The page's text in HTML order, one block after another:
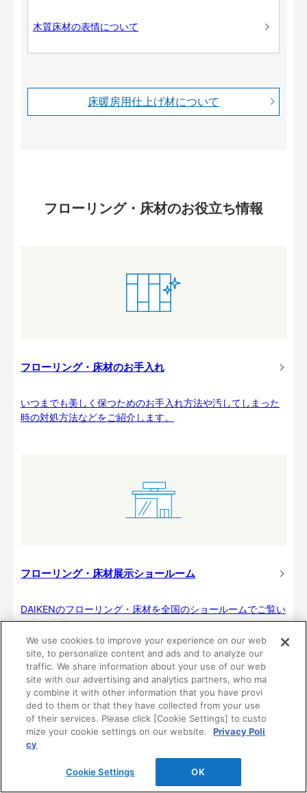
木質床材の表情について
床暖房用仕上げ材について
フローリング・床材のお役立ち情報
フローリング・床材のお手入れ
いつまでも美しく保つためのお手入れ方法や汚してしまった
時の対処方法などをご紹介します。
フローリング・床材展示ショールーム
DAIKENのフローリング・床材を全国のショールームでご覧い
ただけます。
フローリング・床材コラム（記事）
床にカビが発生！原因とカビ取りの方
法
We use cookies to improve your experience on our web
site, to personalize content and ads and to analyze our
traffic. We share information about your use of our web
site with our advertising and analytics partners, who ma
y combine it with other information that you have provi
ded to them or that they have collected from your use
of their services. Please click [Cookie Settings] to custo
mize your cookie settings on our website.
Privacy Poli
cy
Cookie Settings OK